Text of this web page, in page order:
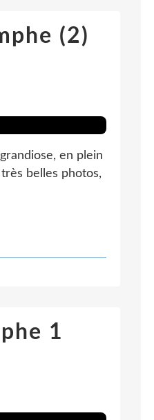
(2)
en plein
belles photos,
1